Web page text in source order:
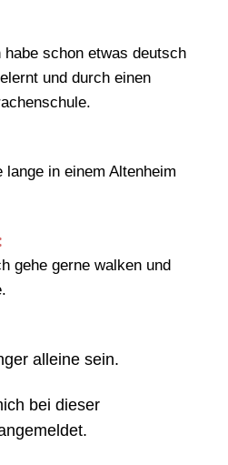
schon etwas deutsch
und durch einen
in einem Altenheim
gehe gerne walken und
alleine sein.
bei dieser